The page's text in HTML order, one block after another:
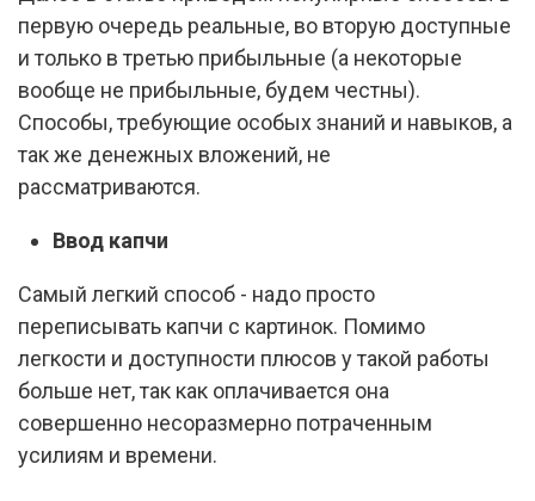
первую очередь реальные, во вторую доступные
и только в третью прибыльные (а некоторые
вообще не прибыльные, будем честны).
Способы, требующие особых знаний и навыков, а
так же денежных вложений, не
рассматриваются.
Ввод капчи
Самый легкий способ - надо просто
переписывать капчи с картинок. Помимо
легкости и доступности плюсов у такой работы
больше нет, так как оплачивается она
совершенно несоразмерно потраченным
усилиям и времени.